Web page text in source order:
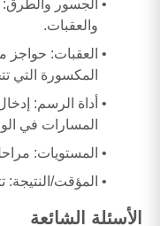
الجسور
والعقبات.
العقبات: حواجز
المكسورة التي
أداة الرسم:
المسارات في
المستويات:
المؤقت/
الأسئلة الشائعة